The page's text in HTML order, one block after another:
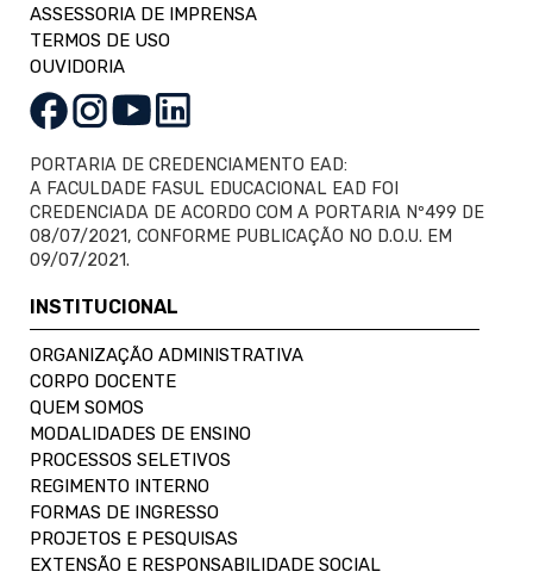
ASSESSORIA DE IMPRENSA
TERMOS DE USO
OUVIDORIA
PORTARIA DE CREDENCIAMENTO EAD:
A FACULDADE FASUL EDUCACIONAL EAD FOI
CREDENCIADA DE ACORDO COM A PORTARIA Nº499 DE
08/07/2021, CONFORME PUBLICAÇÃO NO D.O.U. EM
09/07/2021.
INSTITUCIONAL
ORGANIZAÇÃO ADMINISTRATIVA
CORPO DOCENTE
QUEM SOMOS
MODALIDADES DE ENSINO
PROCESSOS SELETIVOS
REGIMENTO INTERNO
FORMAS DE INGRESSO
PROJETOS E PESQUISAS
EXTENSÃO E RESPONSABILIDADE SOCIAL